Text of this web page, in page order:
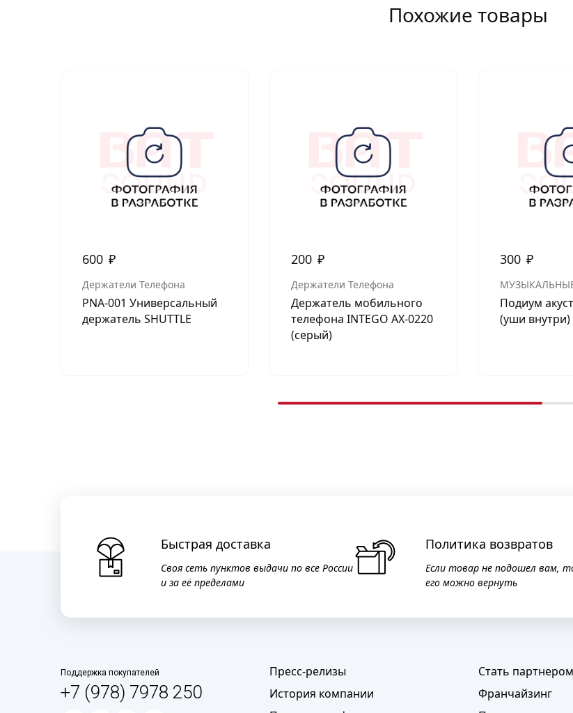
Похожие товары
600 ₽
Держатели Телефона
PNA-001 Универсальный
держатель SHUTTLE
200 ₽
Держатели Телефона
Держатель мобильного
телефона INTEGO AX-0220
(серый)
300 ₽
Подиум
(уши внутри)
Быстрая доставка
Своя сеть пунктов выдачи по все России
и за её пределами
Политика возвратов
Если товар не подошел вам,
его можно вернуть
Поддержка покупателей
+7 (978) 7978 250
Пресс-релизы
История компании
Стать партнером
Франчайзинг